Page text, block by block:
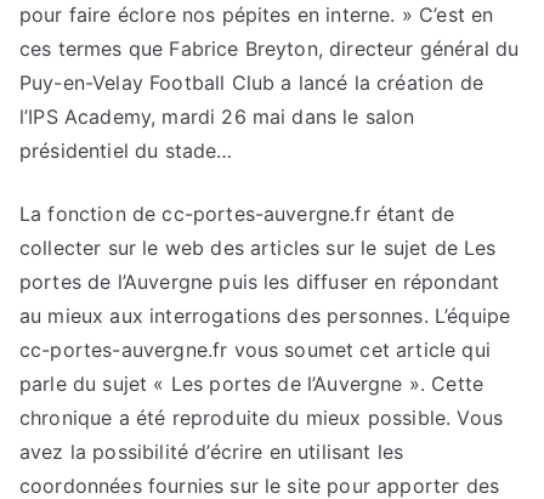
pour faire éclore nos pépites en interne. » C’est en
ces termes que Fabrice Breyton, directeur général du
Puy-en-Velay Football Club a lancé la création de
l’IPS Academy, mardi 26 mai dans le salon
présidentiel du stade…
La fonction de cc-portes-auvergne.fr étant de
collecter sur le web des articles sur le sujet de Les
portes de l’Auvergne puis les diffuser en répondant
au mieux aux interrogations des personnes. L’équipe
cc-portes-auvergne.fr vous soumet cet article qui
parle du sujet « Les portes de l’Auvergne ». Cette
chronique a été reproduite du mieux possible. Vous
avez la possibilité d’écrire en utilisant les
coordonnées fournies sur le site pour apporter des